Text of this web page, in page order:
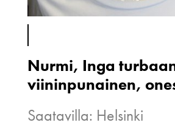
Nurmi, Inga
viininpunainen,
Saatavilla: Helsinki